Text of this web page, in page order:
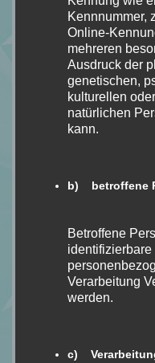
Bei
Bestandteil
stehen nicht im
verdienen zu
erinnern, wenn
Tage noch
Monate bis zum
11.11.2025 - 9:27
Danke, dieser
und empfinde
Allgemein finde
zunehmend
Kennnummer,
Online-
mehreren
Ausdruck der
genetischen,
kulturellen
natürlichen
kann.
b) betroffene
Betroffene
Verarbeitung
werden.
c)